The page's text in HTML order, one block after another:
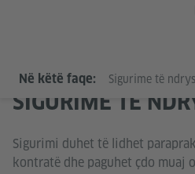
Në këtë faqe: Sigurime të
SIGURIME TË
Sigurimi duhet të lidhet
kontratë dhe paguhet çdo muaj